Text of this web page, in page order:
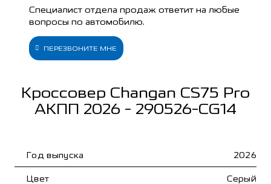
Специалист отдела продаж ответит на любые
вопросы по автомобилю.
ПЕРЕЗВОНИТЕ МНЕ
Кроссовер Changan CS75 Pro
АКПП 2026 - 290526-CG14
Год выпуска 2026
Цвет Серый